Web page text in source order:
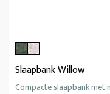
Slaapbank Willow
Compacte slaapbank met